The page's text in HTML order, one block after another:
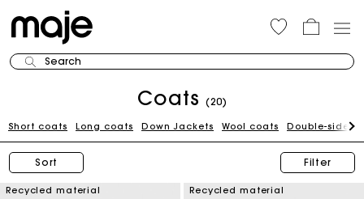
Search
Coats (20)
Short coats Long coats Down Jackets Wool coats Double-sided
Sort Filter
Recycled material Recycled material